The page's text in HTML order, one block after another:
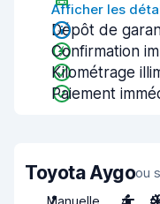
Afficher les
Dépôt de
Confirmation
Kilométrage
Paiement
Toyota Aygoou